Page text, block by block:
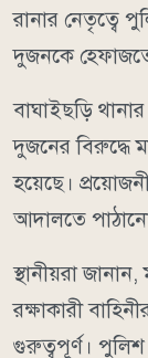
রানার নেতৃত্বে
দুজনকে
বাঘাইছড়ি
দুজনের বিরুদ্ধে
হয়েছে।
আদালতে
স্থানীয়রা
রক্ষাকারী
গুরুত্বপূর্ণ।